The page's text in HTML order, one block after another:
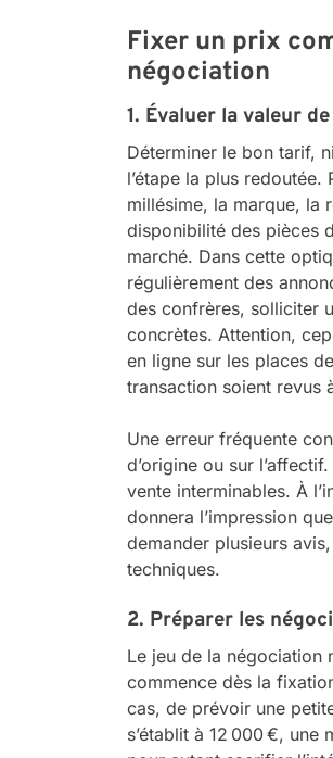
Fixer un prix
négociation
1. Évaluer la valeur
Déterminer le bon tarif,
l’étape la plus
millésime, la marque, la
disponibilité des pièces
marché. Dans cette
régulièrement des
des confrères, solliciter
concrètes. Attention,
en ligne sur les places
transaction soient revus
Une erreur fréquente
d’origine ou sur
vente interminables. À
donnera l’impression
demander plusieurs
techniques.
2. Préparer les
Le jeu de la négociation
commence dès la
cas, de prévoir une
s’établit à 12 000 €,